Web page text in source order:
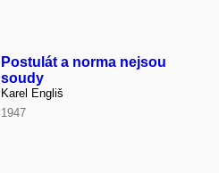
Postulát a norma nejsou
soudy
Karel Engliš
1947